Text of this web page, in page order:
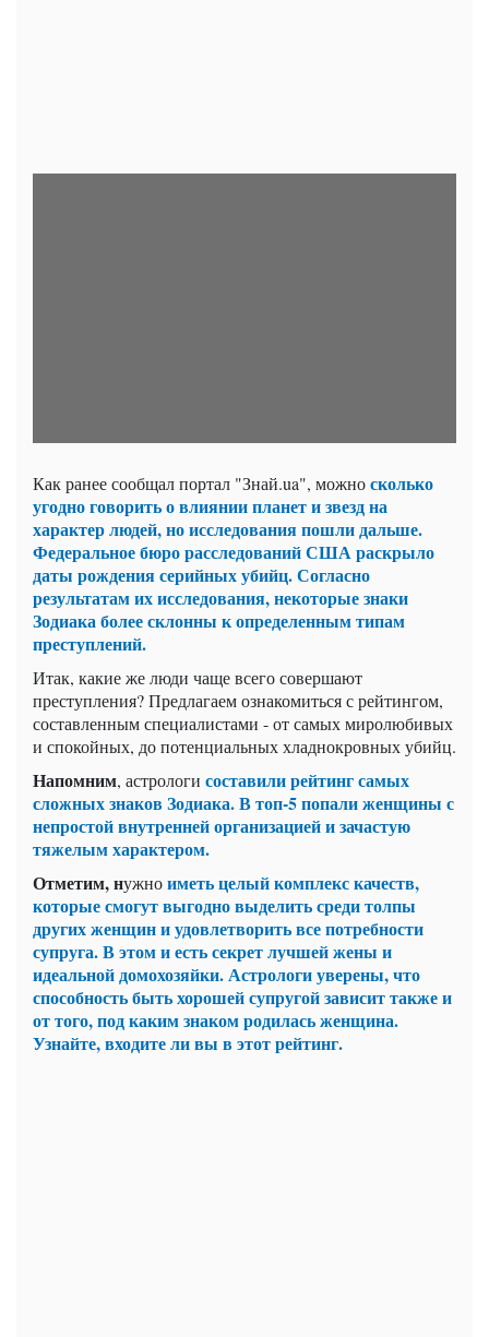
Как ранее сообщал портал "Знай.ua", можносколько
угодно говорить о влиянии планет и звезд на
характер людей, но исследования пошли дальше.
Федеральное бюро расследований США раскрыло
даты рождения серийных убийц. Согласно
результатам их исследования, некоторые знаки
Зодиака более склонны к определенным типам
преступлений.
Итак, какие же люди чаще всего совершают
преступления? Предлагаем ознакомиться с рейтингом,
составленным специалистами - от самых миролюбивых
и спокойных, до потенциальных хладнокровных убийц.
Напомним, астрологи составили рейтинг самых
сложных знаков Зодиака. В топ-5 попали женщины с
непростой внутренней организацией и зачастую
тяжелым характером.
Отметим, нужноиметь целый комплекс качеств,
которые смогут выгодно выделить среди толпы
других женщин и удовлетворить все потребности
супруга. В этом и есть секрет лучшей жены и
идеальной домохозяйки. Астрологи уверены, что
способность быть хорошей супругой зависит также и
от того, под каким знаком родилась женщина.
Узнайте, входите ли вы в этот рейтинг.